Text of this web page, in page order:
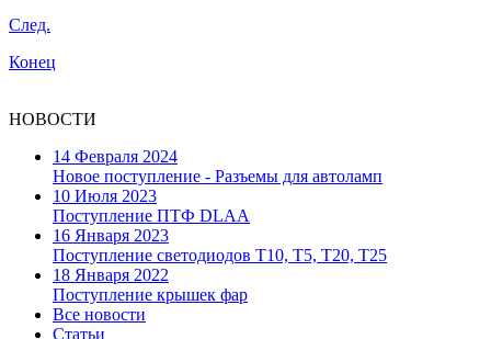
След.
Конец
НОВОСТИ
14 Февраля 2024
Новое поступление - Разъемы для автоламп
10 Июля 2023
Поступление ПТФ DLAA
16 Января 2023
Поступление светодиодов T10, T5, T20, T25
18 Января 2022
Поступление крышек фар
Все новости
Статьи